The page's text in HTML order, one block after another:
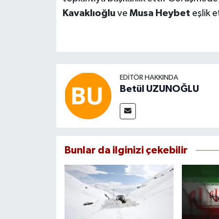
Kavaklıoğluve Musa Heybet eşlik
EDITÖR HAKKINDA
Betül UZUNOĞLU
Bunlar da ilginizi çekebilir